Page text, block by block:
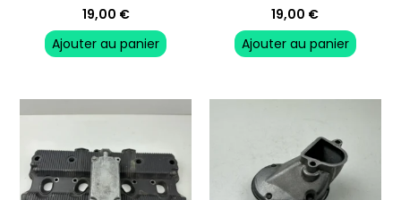
19,00 €
Ajouter au panier
19,00 €
Ajouter au panier